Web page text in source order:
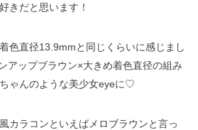
きだと思います！
色直径13.9mmと同じくらいに感じまし
アップブラウン×大きめ着色直径の組み
ゃんのような美少女eyeに♡
カラコンといえばメロブラウンと言っ